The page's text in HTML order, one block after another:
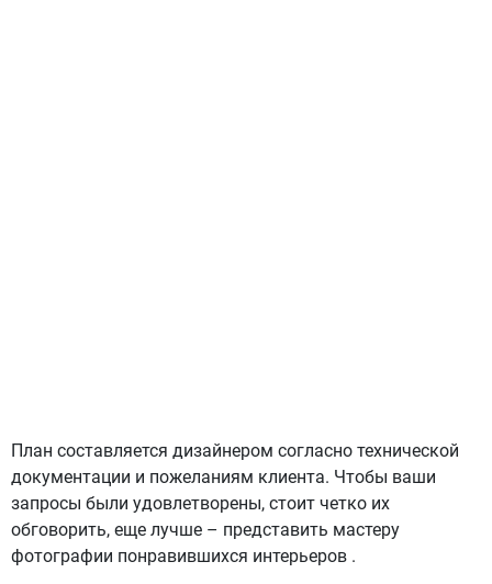
План составляется дизайнером согласно технической
документации и пожеланиям клиента. Чтобы ваши
запросы были удовлетворены, стоит четко их
обговорить, еще лучше – представить мастеру
фотографии понравившихся интерьеров .